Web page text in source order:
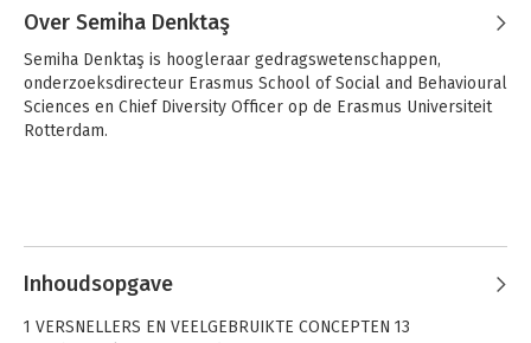
Over Semiha Denktaş
Semiha Denktaş is hoogleraar gedragswetenschappen,
onderzoeksdirecteur Erasmus School of Social and Behavioural
Sciences en Chief Diversity Officer op de Erasmus Universiteit
Rotterdam.
Inhoudsopgave
1 VERSNELLERS EN VEELGEBRUIKTE CONCEPTEN 13